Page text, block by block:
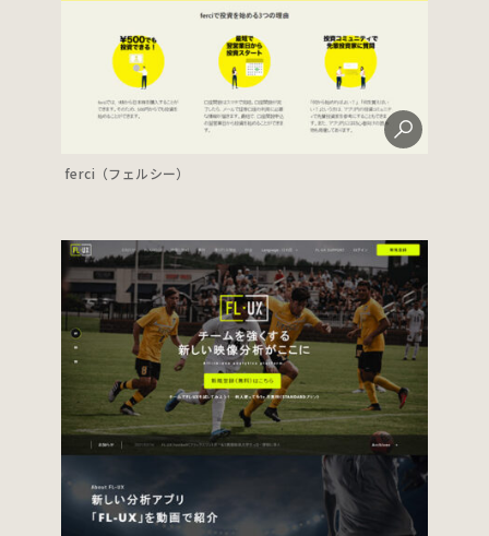
ferci（フェルシー）